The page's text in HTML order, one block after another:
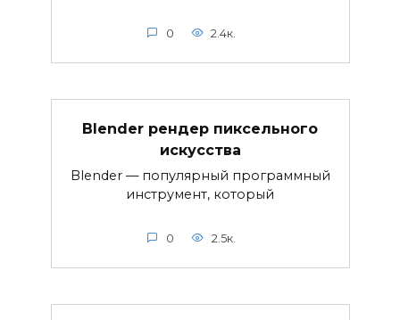
0 2.4к.
Blender рендер пиксельного
искусства
Blender — популярный программный
инструмент, который
0 2.5к.